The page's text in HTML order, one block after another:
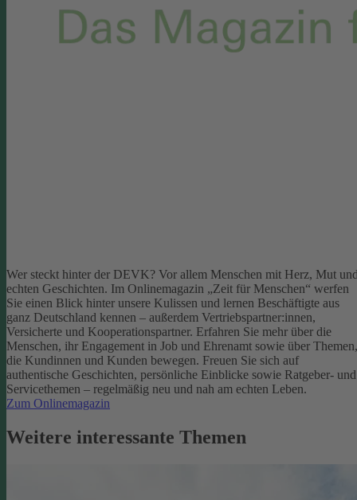
Wer steckt hinter der DEVK? Vor allem Menschen mit Herz, Mut
echten Geschichten. Im Onlinemagazin „Zeit für Menschen“ werfen
Sie einen Blick hinter unsere Kulissen und lernen Beschäftigte aus
ganz Deutschland kennen – außerdem Vertriebspartner:innen,
Versicherte und Kooperationspartner. Erfahren Sie mehr über die
Menschen, ihr Engagement in Job und Ehrenamt sowie über Themen,
die Kundinnen und Kunden bewegen. Freuen Sie sich auf
authentische Geschichten, persönliche Einblicke sowie Ratgeber- und
Servicethemen – regelmäßig neu und nah am echten Leben.
Zum Onlinemagazin
Weitere interessante Themen